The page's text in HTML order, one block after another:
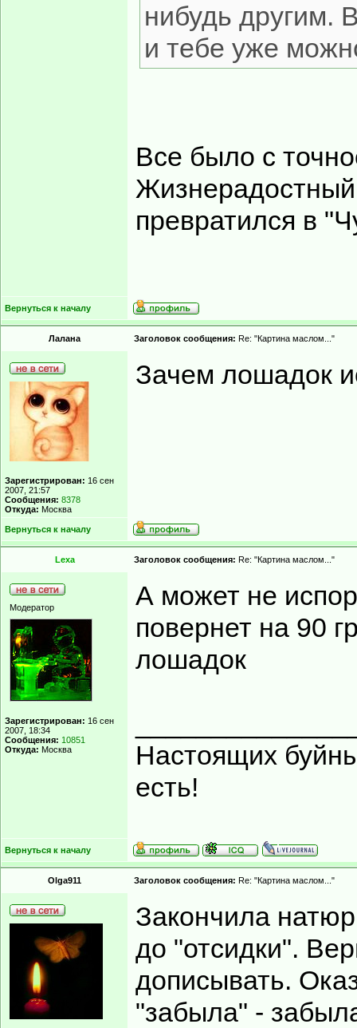
нибудь другим.
и тебе уже
Все было с
превратился в
Вернуться к началу
Лалана Заголовок сообщения: Re: "Картина маслом..."
Зарегистрирован: 16 сен
2007, 21:57
Сообщения: 8378
Откуда: Москва
Зачем лошадок
Вернуться к началу
Lexa Заголовок сообщения: Re: "Картина маслом..."
Модератор
Зарегистрирован: 16 сен
2007, 18:34
Сообщения: 10851
Откуда: Москва
А может не
повернет на 90
лошадок
Настоящих
есть!
Вернуться к началу
Olga911 Заголовок сообщения: Re: "Картина маслом..."
Закончила
до "отсидки".
дописывать.
"забыла" -